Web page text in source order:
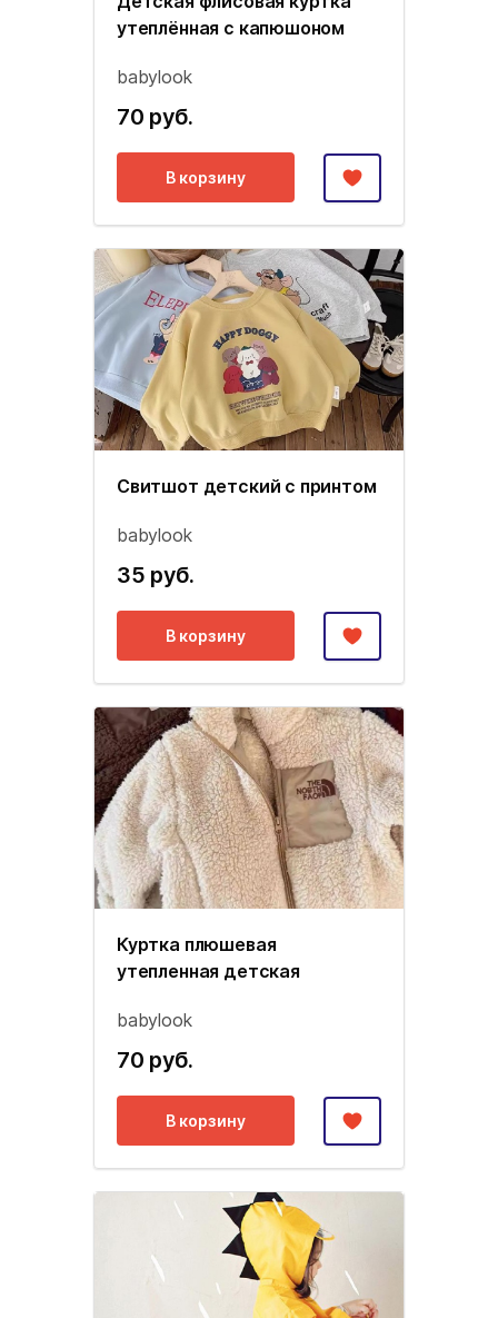
утеплённая с капюшоном
babylook
70 руб.
В корзину
Свитшот детский с принтом
babylook
35 руб.
В корзину
Куртка плюшевая
утепленная детская
babylook
70 руб.
В корзину